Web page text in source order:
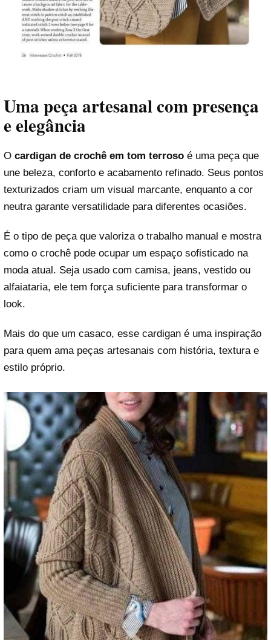
Uma peça artesanal com presença
e elegância
O cardigan de crochê em tom terroso é uma peça que
une beleza, conforto e acabamento refinado. Seus pontos
texturizados criam um visual marcante, enquanto a cor
neutra garante versatilidade para diferentes ocasiões.
É o tipo de peça que valoriza o trabalho manual e mostra
como o crochê pode ocupar um espaço sofisticado na
moda atual. Seja usado com camisa, jeans, vestido ou
alfaiataria, ele tem força suficiente para transformar o
look.
Mais do que um casaco, esse cardigan é uma inspiração
para quem ama peças artesanais com história, textura e
estilo próprio.